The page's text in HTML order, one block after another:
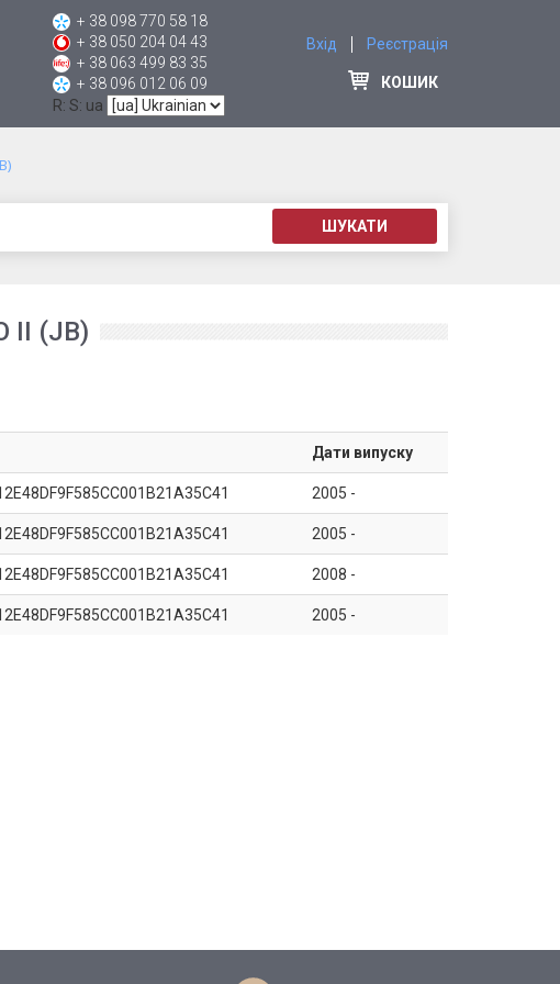
+ 38 098 770 58 18
+ 38 050 204 04 43
+ 38 063 499 83 35
+ 38 096 012 06 09
R: S: ua
Вхід Реєстрація
КОШИК
ШУКАТИ
II (JB)
Дати випуску
2005 -
2005 -
2008 -
2005 -